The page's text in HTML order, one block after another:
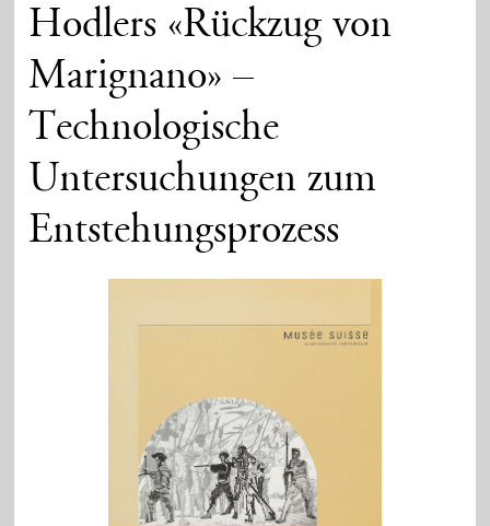
Hodlers «Rückzug von
Marignano» –
Technologische
Untersuchungen zum
Entstehungsprozess